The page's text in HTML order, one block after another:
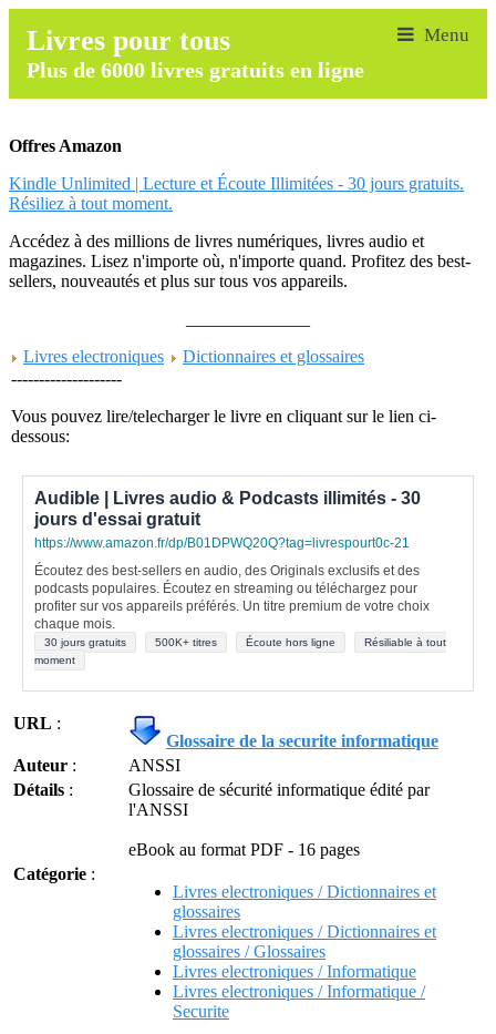
Livres pour tous
Plus de 6000 livres gratuits en ligne
Offres Amazon
Kindle Unlimited | Lecture et Écoute Illimitées - 30 jours gratuits.
Résiliez à tout moment.
Accédez à des millions de livres numériques, livres audio et
magazines. Lisez n'importe où, n'importe quand. Profitez des best-
sellers, nouveautés et plus sur tous vos appareils.
Livres electroniques
Dictionnaires et glossaires
--------------------
Vous pouvez lire/telecharger le livre en cliquant sur le lien ci-
dessous:
Audible | Livres audio & Podcasts illimités - 30
jours d'essai gratuit
https://www.amazon.fr/dp/B01DPWQ20Q?tag=livrespourt0c-21
Écoutez des best-sellers en audio, des Originals exclusifs et des
podcasts populaires. Écoutez en streaming ou téléchargez pour
profiter sur vos appareils préférés. Un titre premium de votre choix
chaque mois.
30 jours gratuits 500K+ titres Écoute hors ligne
Résiliable à tout
moment
URL :
Glossaire de la securite informatique
Auteur :
ANSSI
Détails :
Glossaire de sécurité informatique édité par
l'ANSSI
eBook au format PDF - 16 pages
Catégorie :
Livres electroniques / Dictionnaires et
glossaires
Livres electroniques / Dictionnaires et
glossaires / Glossaires
Livres electroniques / Informatique
Livres electroniques / Informatique /
Securite